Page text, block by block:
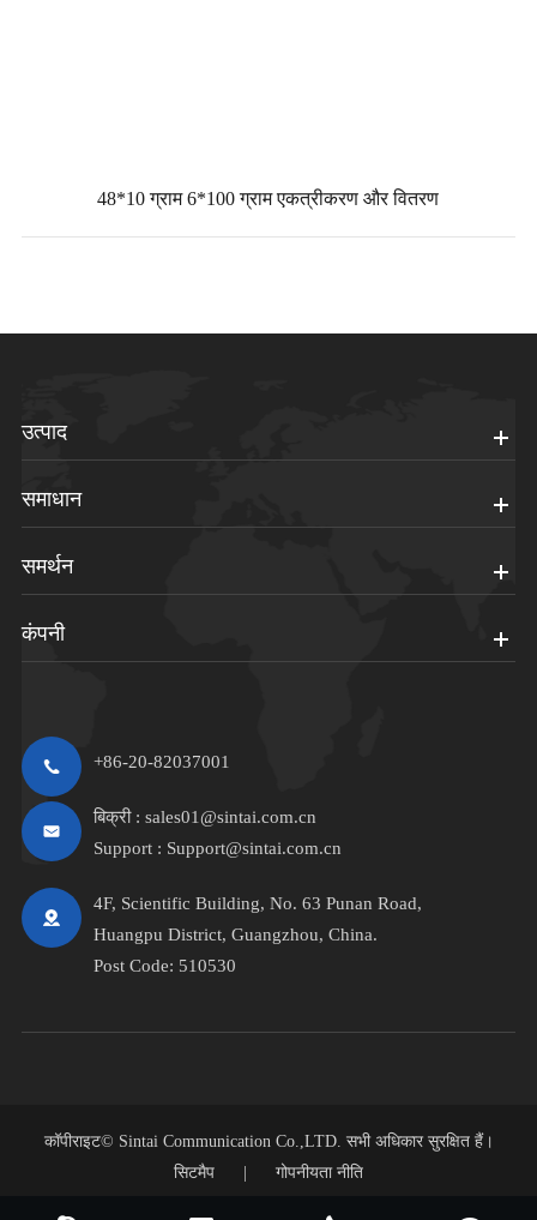
48*10 ग्राम 6*100 ग्राम एकत्रीकरण और वितरण
उत्पाद
समाधान
समर्थन
कंपनी
+86-20-82037001
बिक्री : sales01@sintai.com.cn
Support : Support@sintai.com.cn
4F, Scientific Building, No. 63 Punan Road,
Huangpu District, Guangzhou, China.
Post Code: 510530
कॉपीराइट© Sintai Communication Co.,LTD. सभी अधिकार सुरक्षित हैं।
सिटमैप
गोपनीयता नीति